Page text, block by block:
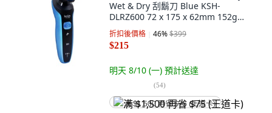
Wet & Dry 刮鬍刀 Blue KSH-
DLRZ600 72 x 175 x 62mm 152g
USB充電 內容物: USB充電線x1、刀頭
蓋
折扣後價格 46%$399
$215
明天 8/10 (一) 預計送達
(54)
满 $1,500 再省 $75 (王道卡)